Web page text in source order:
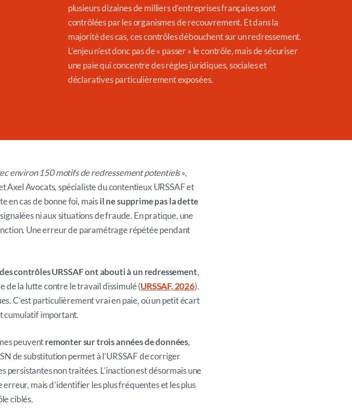
plusieurs dizaines de milliers d’entreprises françaises sont
contrôlées par les organismes de recouvrement. Et dans la
majorité des cas, ces contrôles débouchent sur un redressement.
L‘enjeun’est donc pas de« passer» le contrôle, mais de sécuriser
une paie qui concentre des règles juridiques, sociales et
déclaratives particulièrement exposées.
environ 150 motifs de redressement potentiels»,
Axel Avocats, spécialiste du contentieux URSSAF et
en cas de bonne foi, maisil ne supprime pas la dette
ni aux situations de fraude. En pratique, une
Une erreur de paramétrage répétée pendant
contrôles URSSAF ont abouti à un redressement,
de la lutte contre le travail dissimulé (URSSAF, 2026).
C’est particulièrement vrai en paie, où un petit écart
cumulatif important.
peuventremonter sur trois années de données,
de substitution permet à l’URSSAF de corriger
persistantes non traitées. L’inaction est désormais une
erreur, mais d’identifier les plus fréquentes et les plus
ciblés.